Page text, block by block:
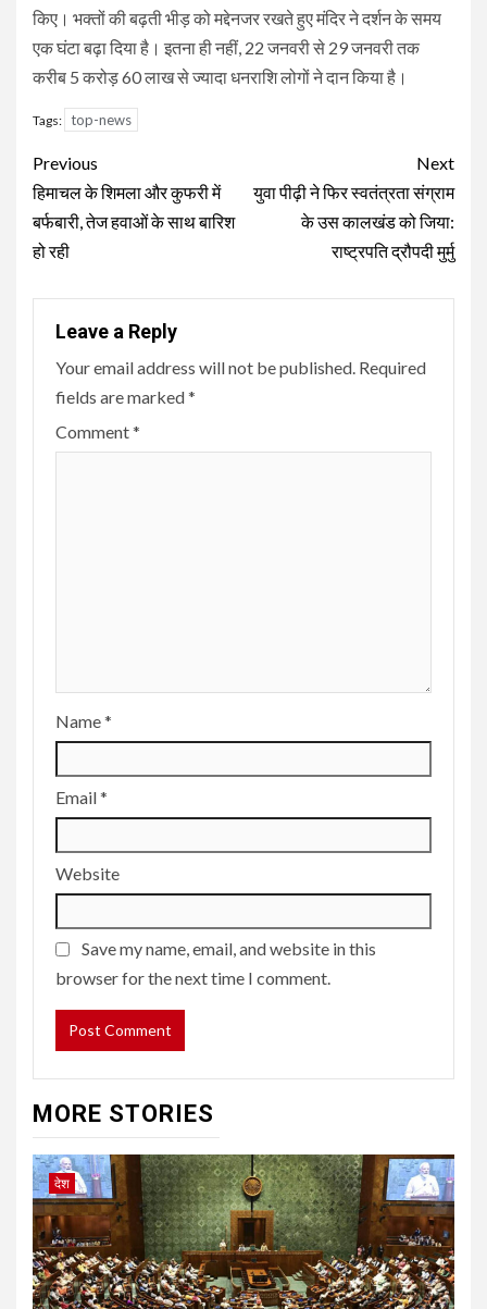
किए। भक्तों की बढ़ती भीड़ को मद्देनजर रखते हुए मंदिर ने दर्शन के समय
एक घंटा बढ़ा दिया है। इतना ही नहीं, 22 जनवरी से 29 जनवरी तक
करीब 5 करोड़ 60 लाख से ज्यादा धनराशि लोगों ने दान किया है।
Tags: top-news
Continue
Reading
Previous
हिमाचल के शिमला और कुफरी में
बर्फबारी, तेज हवाओं के साथ बारिश
हो रही
Next
युवा पीढ़ी ने फिर स्वतंत्रता संग्राम
के उस कालखंड को जिया:
राष्ट्रपति द्रौपदी मुर्मु
Leave a Reply
Your email address will not be published. Required
fields are marked*
Comment*
Name*
Email*
Website
Save my name, email, and website in this
browser for the next time I comment.
MORE STORIES
देश